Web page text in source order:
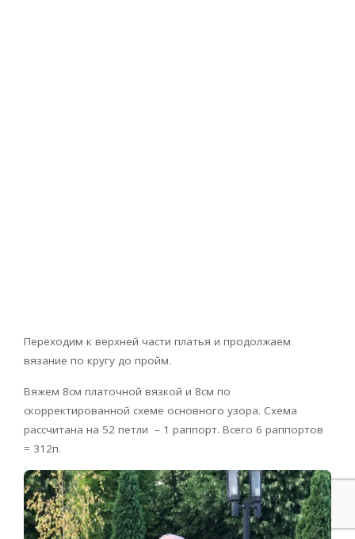
Переходим к верхней части платья и продолжаем
вязание по кругу до пройм.
Вяжем 8см платочной вязкой и 8см по
скорректированной схеме основного узора. Схема
рассчитана на 52 петли – 1 раппорт. Всего 6 раппортов
= 312п.